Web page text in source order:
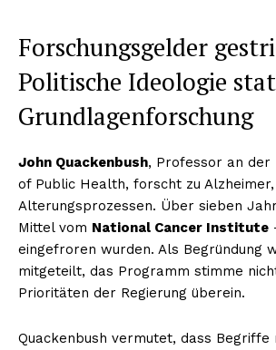
Forschungsgelder
Politische Ideologie
Grundlagenforschung
John Quackenbush, Professor an der
of Public Health, forscht zu
Alterungsprozessen. Über sieben
Mittel vom National Cancer Institute
eingefroren wurden. Als Begründung
mitgeteilt, das Programm stimme
Prioritäten der Regierung überein.
Quackenbush vermutet, dass Begriffe